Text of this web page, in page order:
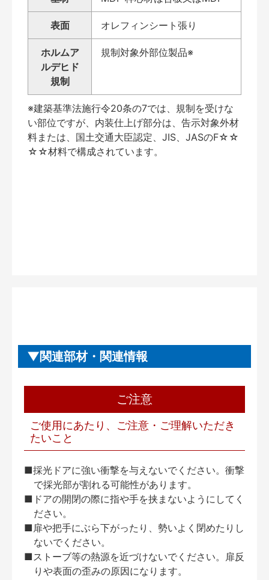
表面 オレフィンシート張り
ホルムア
ルデヒド
規制
規制対象外部位製品※
※建築基準法施行令20条の7では、規制を受けな
い部位ですが、内装仕上げ部分は、告示対象外材
料または、国土交通大臣認定、JIS、JASのF☆☆
☆☆材料で構成されています。
関連部材・関連情報
ご注意
ご使用にあたり、ご注意・ご理解いただき
たいこと
■採光ドアに強い衝撃を与えないでください。衝撃
で採光部が割れる可能性があります。
■ドアの開閉の際に指や手を挟まないようにしてく
ださい。
■扉や把手にぶら下がったり、勢いよく閉めたりし
ないでください。
■ストーブ等の熱源を近づけないでください。扉反
りや表面の歪みの原因になります。